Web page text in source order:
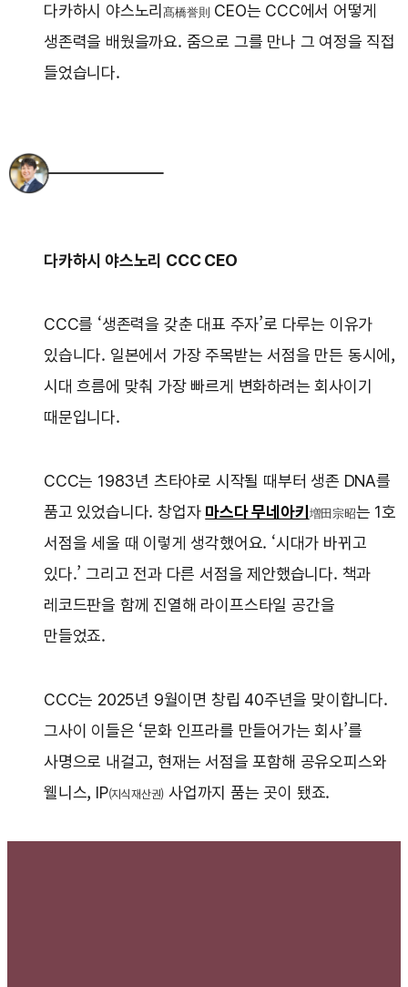
다카하시 야스노리髙橋誉則 CEO는 CCC에서 어떻게
생존력을 배웠을까요. 줌으로 그를 만나 그 여정을 직접
들었습니다.
다카하시 야스노리 CCC CEO
CCC를 ‘생존력을 갖춘 대표 주자’로 다루는 이유가
있습니다. 일본에서 가장 주목받는 서점을 만든 동시에,
시대 흐름에 맞춰 가장 빠르게 변화하려는 회사이기
때문입니다.
CCC는 1983년 츠타야로 시작될 때부터 생존 DNA를
품고 있었습니다. 창업자 마스다 무네아키 増田宗昭는 1호
서점을 세울 때 이렇게 생각했어요. ‘시대가 바뀌고
있다.’ 그리고 전과 다른 서점을 제안했습니다. 책과
레코드판을 함께 진열해 라이프스타일 공간을
만들었죠.
CCC는 2025년 9월이면 창립 40주년을 맞이합니다.
그사이 이들은 ‘문화 인프라를 만들어가는 회사’를
사명으로 내걸고, 현재는 서점을 포함해 공유오피스와
웰니스, IP(지식재산권) 사업까지 품는 곳이 됐죠.